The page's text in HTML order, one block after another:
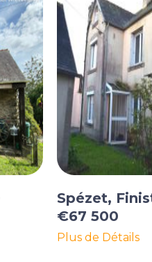
Spézet,
€67 500
Plus de Détails